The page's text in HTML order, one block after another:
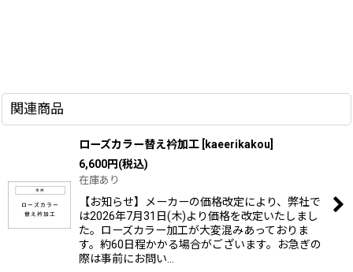
関連商品
ローズカラー替え衿加工 [kaeerikakou]
6,600円(税込)
在庫あり
【お知らせ】メーカーの価格改定により、弊社で
は2026年7月31日(木)より価格を改定いたしまし
た。ローズカラー加工が大変混みあっておりま
す。約60日程かかる場合がございます。お急ぎの
際は事前にお問い…